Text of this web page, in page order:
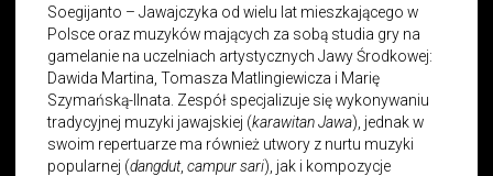
Soegijanto – Jawajczyka od wielu lat mieszkającego w
Polsce oraz muzyków mających za sobą studia gry na
gamelanie na uczelniach artystycznych Jawy Środkowej:
Dawida Martina, Tomasza Matlingiewicza i Marię
Szymańską-Ilnata. Zespół specjalizuje się wykonywaniu
tradycyjnej muzyki jawajskiej (karawitan Jawa), jednak w
swoim repertuarze ma również utwory z nurtu muzyki
popularnej (dangdut,campur sari), jak i kompozycje